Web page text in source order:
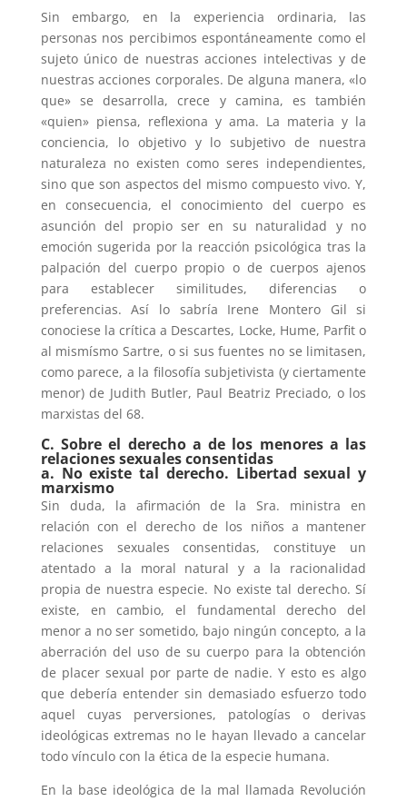
Sin embargo, en la experiencia ordinaria, las
personas nos percibimos espontáneamente como el
sujeto único de nuestras acciones intelectivas y de
nuestras acciones corporales. De alguna manera, «lo
que» se desarrolla, crece y camina, es también
«quien» piensa, reflexiona y ama. La materia y la
conciencia, lo objetivo y lo subjetivo de nuestra
naturaleza no existen como seres independientes,
sino que son aspectos del mismo compuesto vivo. Y,
en consecuencia, el conocimiento del cuerpo es
asunción del propio ser en su naturalidad y no
emoción sugerida por la reacción psicológica tras la
palpación del cuerpo propio o de cuerpos ajenos
para establecer similitudes, diferencias o
preferencias. Así lo sabría Irene Montero Gil si
conociese la crítica a Descartes, Locke, Hume, Parfit o
al mismísmo Sartre, o si sus fuentes no se limitasen,
como parece, a la filosofía subjetivista (y ciertamente
menor) de Judith Butler, Paul Beatriz Preciado, o los
marxistas del 68.
C. Sobre el derecho a de los menores a las
relaciones sexuales consentidas
a. No existe tal derecho. Libertad sexual y
marxismo
Sin duda, la afirmación de la Sra. ministra en
relación con el derecho de los niños a mantener
relaciones sexuales consentidas, constituye un
atentado a la moral natural y a la racionalidad
propia de nuestra especie. No existe tal derecho. Sí
existe, en cambio, el fundamental derecho del
menor a no ser sometido, bajo ningún concepto, a la
aberración del uso de su cuerpo para la obtención
de placer sexual por parte de nadie. Y esto es algo
que debería entender sin demasiado esfuerzo todo
aquel cuyas perversiones, patologías o derivas
ideológicas extremas no le hayan llevado a cancelar
todo vínculo con la ética de la especie humana.
En la base ideológica de la mal llamada Revolución